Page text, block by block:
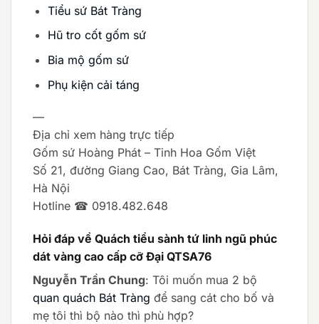
Tiểu sứ Bát Tràng
Hũ tro cốt gốm sứ
Bia mộ gốm sứ
Phụ kiện cải táng
—
Địa chỉ xem hàng trực tiếp
Gốm sứ Hoàng Phát – Tinh Hoa Gốm Việt
Số 21, đường Giang Cao, Bát Tràng, Gia Lâm,
Hà Nội
Hotline ☎ 0918.482.648
Hỏi đáp về Quách tiểu sành tứ linh ngũ phúc
dát vàng cao cấp cỡ Đại QTSA76
Nguyễn Trần Chung: Tôi muốn mua 2 bộ
quan quách Bát Tràng để sang cát cho bố và
mẹ tôi thì bộ nào thì phù hợp?